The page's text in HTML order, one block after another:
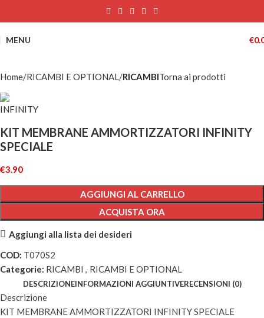
MENU €
Home RICAMBI E OPTIONAL RICAMBITorna ai prodotti
KIT MEMBRANE AMMORTIZZATORI INFINITY
SPECIALE
€3.90
AGGIUNGI AL CARRELLO
ACQUISTA ORA
Aggiungi alla lista dei desideri
COD: T070S2
Categorie: RICAMBI , RICAMBI E OPTIONAL
DESCRIZIONEINFORMAZIONI AGGIUNTIVERECENSIONI (0)
Descrizione
KIT MEMBRANE AMMORTIZZATORI INFINITY SPECIALE